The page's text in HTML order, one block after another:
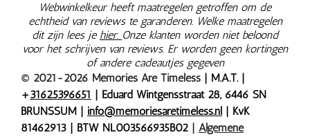
Webwinkelkeur heeft maatregelen getroffen om de
echtheid van reviews te garanderen. Welke maatregelen
dit zijn lees je hier. Onze klanten worden niet beloond
voor het schrijven van reviews. Er worden geen kortingen
of andere cadeautjes gegeven
© 2021-2026 Memories Are Timeless | M.A.T. |
+31625396651
| Eduard Wintgensstraat 28, 6446 SN
BRUNSSUM | info@memoriesaretimeless.nl
| KvK
81462913 | BTW NL003566935B02
Algemene